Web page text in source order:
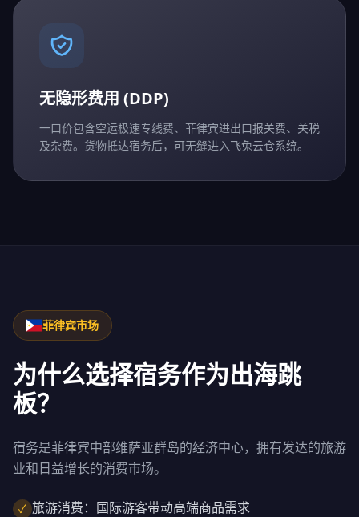
无隐形费用 (DDP)
一口价包含空运极速专线费、菲律宾进出口报关费、关税
及杂费。货物抵达宿务后，可无缝进入飞兔云仓系统。
菲律宾市场
为什么选择宿务作为出海跳
板？
宿务是菲律宾中部维萨亚群岛的经济中心，拥有发达的旅游
业和日益增长的消费市场。
✓ 旅游消费：国际游客带动高端商品需求